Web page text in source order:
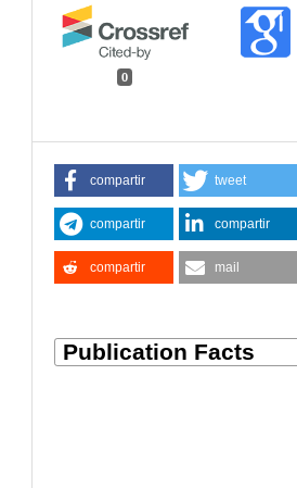
0
compartir tweet
compartir compartir
compartir mail